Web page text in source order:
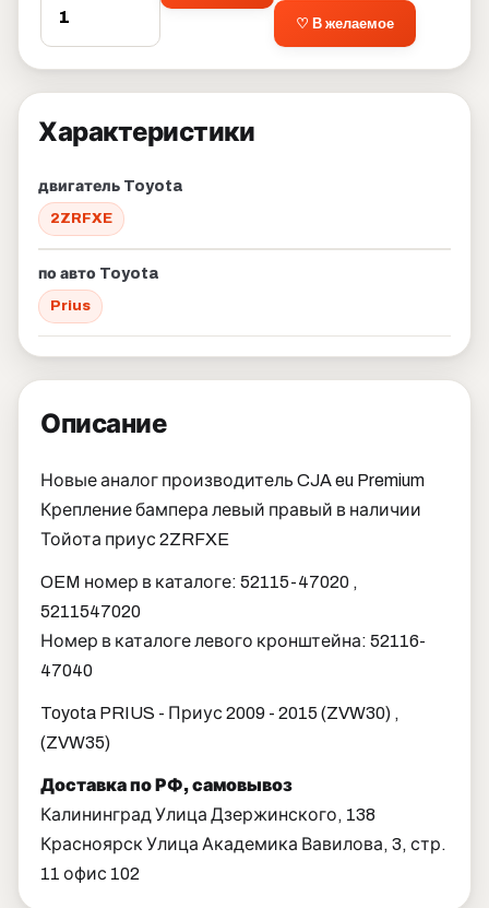
♡ В желаемое
Характеристики
двигатель Toyota
2ZRFXE
по авто Toyota
Prius
Описание
Новые аналог производитель CJA eu Premium
Крепление бампера левый правый в наличии
Тойота приус 2ZRFXE
OEM номер в каталоге: 52115-47020 ,
5211547020
Номер в каталоге левого кронштейна: 52116-
47040
Toyota PRIUS - Приус 2009 - 2015 (ZVW30) ,
(ZVW35)
Доставка по РФ, самовывоз
Калининград Улица Дзержинского, 138
Красноярск Улица Академика Вавилова, 3, стр.
11 офис 102